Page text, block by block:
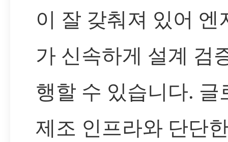
이 잘 갖춰져 있어 엔
가 신속하게 설계 검
행할 수 있습니다. 글
제조 인프라와 단단